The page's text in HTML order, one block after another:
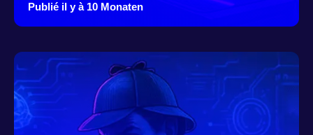
Publié il y à 10 Monaten